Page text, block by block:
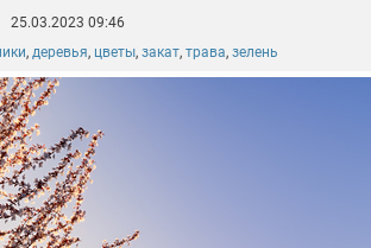
25.03.2023 09:46
, деревья, цветы, закат, трава, зелень